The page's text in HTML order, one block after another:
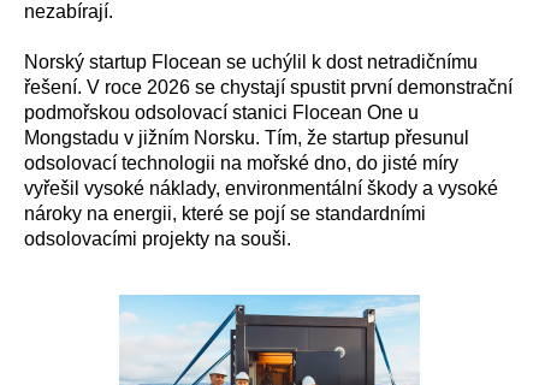
nezabírají.
Norský startup Flocean se uchýlil k dost netradičnímu
řešení. V roce 2026 se chystají spustit první demonstrační
podmořskou odsolovací stanici Flocean One u
Mongstadu v jižním Norsku. Tím, že startup přesunul
odsolovací technologii na mořské dno, do jisté míry
vyřešil vysoké náklady, environmentální škody a vysoké
nároky na energii, které se pojí se standardními
odsolovacími projekty na souši.